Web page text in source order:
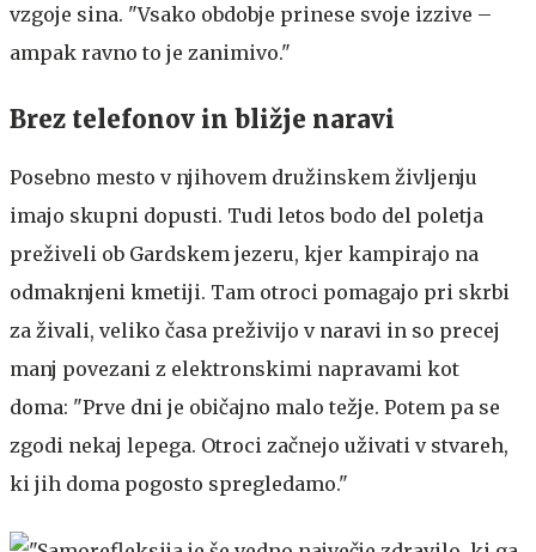
vzgoje sina. "Vsako obdobje prinese svoje izzive –
ampak ravno to je zanimivo."
Brez telefonov in bližje naravi
Posebno mesto v njihovem družinskem življenju
imajo skupni dopusti. Tudi letos bodo del poletja
preživeli ob Gardskem jezeru, kjer kampirajo na
odmaknjeni kmetiji. Tam otroci pomagajo pri skrbi
za živali, veliko časa preživijo v naravi in so precej
manj povezani z elektronskimi napravami kot
doma: "Prve dni je običajno malo težje. Potem pa se
zgodi nekaj lepega. Otroci začnejo uživati v stvareh,
ki jih doma pogosto spregledamo."